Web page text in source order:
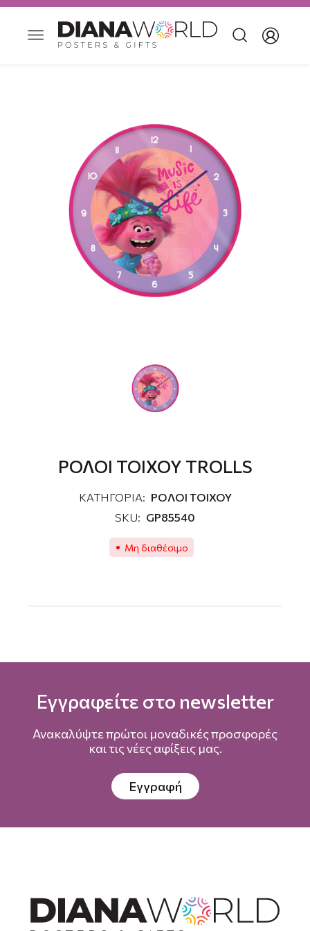
ΡΟΛΟΙ ΤΟΙΧΟΥ TROLLS
ΚΑΤΗΓΟΡΙΑ: ΡΟΛΟΙ ΤΟΙΧΟΥ
SKU: GP85540
Μη διαθέσιμο
Εγγραφείτε στο newsletter
Ανακαλύψτε πρώτοι μοναδικές προσφορές
και τις νέες αφίξεις μας.
Εγγραφή